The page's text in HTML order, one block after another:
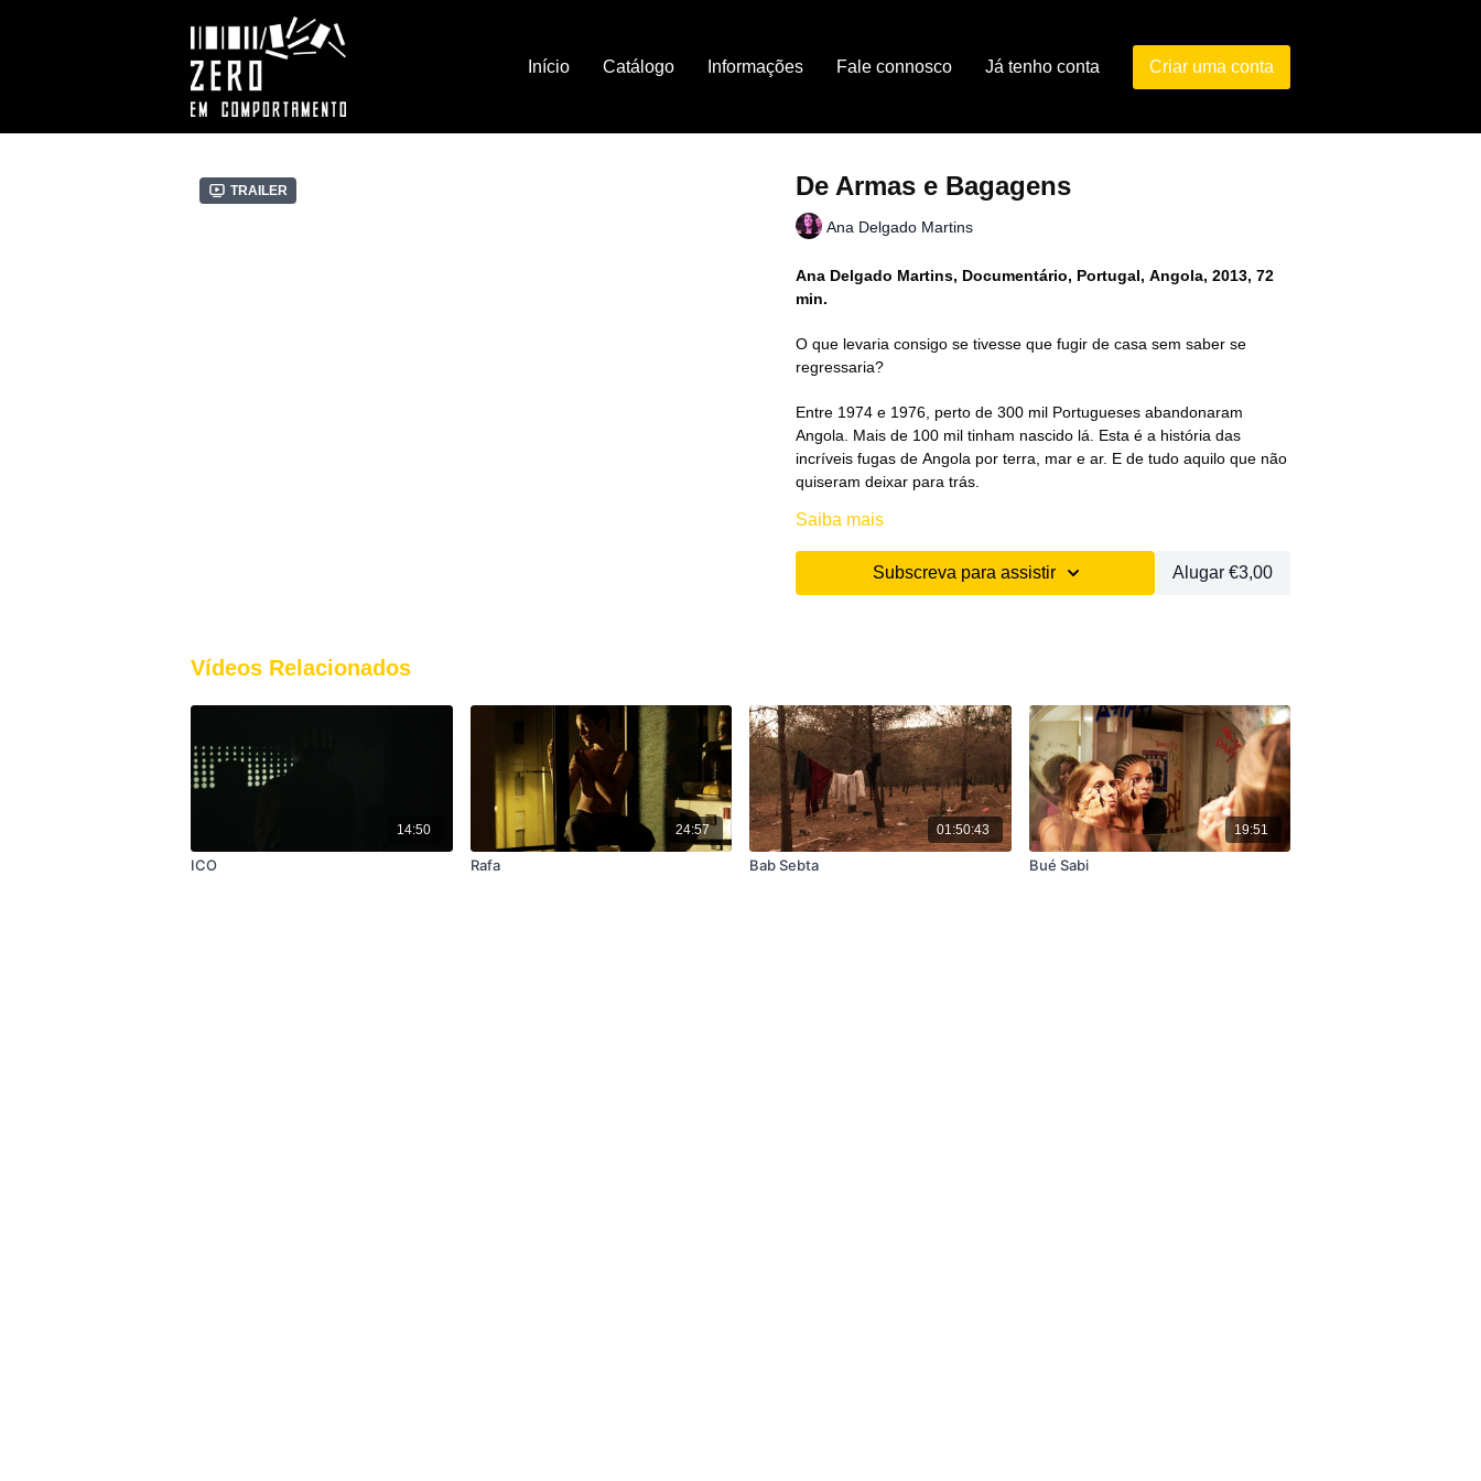
Início Catálogo Informações Fale connosco Já tenho conta Criar uma conta
Trailer De Armas e Bagagens
Ana Delgado Martins
Ana Delgado Martins, Documentário, Portugal, Angola, 2013, 72
min.
O que levaria consigo se tivesse que fugir de casa sem saber se
regressaria?
Entre 1974 e 1976, perto de 300 mil Portugueses abandonaram
Angola. Mais de 100 mil tinham nascido lá. Esta é a história das
incríveis fugas de Angola por terra, mar e ar. E de tudo aquilo que não
quiseram deixar para trás.
Saiba mais
Subscreva para assistir Alugar €3,00
Vídeos Relacionados
14:50
ICO
24:57
Rafa
01:50:43
Bab Sebta
19:51
Bué Sabi